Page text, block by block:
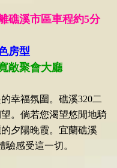
礁溪市區車程約5分
房型
敞聚會大廳
幸福氛圍。礁溪320二
。倘若您渴望悠閒地騎
夕陽晚霞。宜蘭礁溪
感受這一切。